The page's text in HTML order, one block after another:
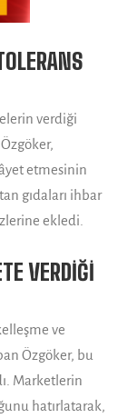
verdiği
etmesinin
gıdaları ihbar
ekledi.
VERDİĞİ
ve
Özgöker, bu
Marketlerin
hatırlatarak,